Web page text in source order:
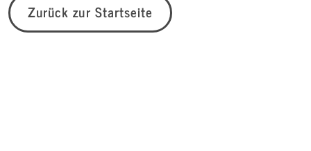
Zurück zur Startseite